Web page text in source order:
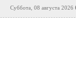
Суббота, 08 августа 2026